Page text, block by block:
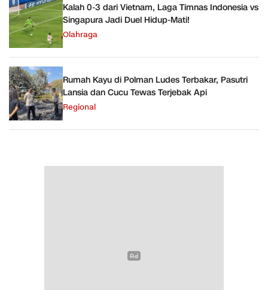
Kalah 0-3 dari Vietnam, Laga Timnas Indonesia vs
Singapura Jadi Duel Hidup-Mati!
Olahraga
Rumah Kayu di Polman Ludes Terbakar, Pasutri
Lansia dan Cucu Tewas Terjebak Api
Regional